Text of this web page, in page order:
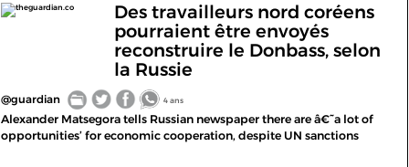
theguardian.co
Des travailleurs nord coréens
pourraient être envoyés
reconstruire le Donbass, selon
la Russie
@guardian 4 ans
Alexander Matsegora tells Russian newspaper there are â€˜a lot of
opportunities’ for economic cooperation, despite UN sanctions